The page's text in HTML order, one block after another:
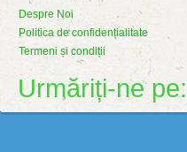
Despre Noi
Politica de confidențialitate
Termeni și condiții
Urmăriți-ne pe: